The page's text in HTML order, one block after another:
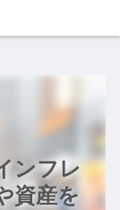
ンフレ
資産を